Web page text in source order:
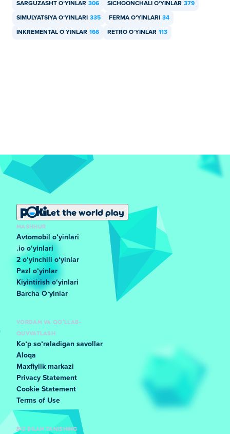
SARGUZASHT OʻYINLAR 306 SICHQONCHALI OʻYINLAR 379
SIMULYATSIYA OʻYINLARI 335 FERMA OʻYINLARI 34
INKREMENTAL OʻYINLAR 166 RETRO OʻYINLAR 113
Let the world play
MASHHUR
Avtomobil oʻyinlari
.io oʻyinlari
2 oʻyinchili oʻyinlar
Pazl oʻyinlar
Kiyintirish oʻyinlari
Barcha Oʻyinlar
YORDAM VA QO'LLAB-
QUVVATLASH
Koʻp soʻraladigan savollar
Aloqa
Maxfiylik markazi
Privacy Statement
Cookie Statement
Terms of Use
BIZ BILAN TANISHING